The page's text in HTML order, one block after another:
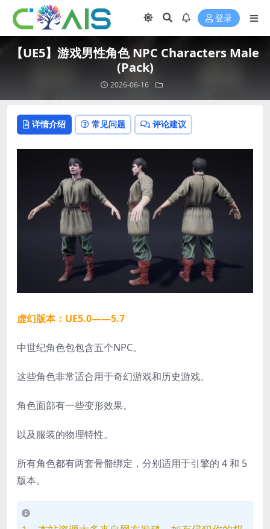
登录
【UE5】游戏男性角色 NPC Characters Male
(Pack)
2026-06-16
详情介绍 常见问题 评论建议
虚幻版本：UE5.0——5.7
中世纪角色包包含五个NPC。
这些角色非常适合用于奇幻游戏和历史游戏。
角色面部有一些变形效果。
以及服装的物理特性。
所有角色都有两套骨骼绑定，分别适用于引擎的 4 和 5
版本。